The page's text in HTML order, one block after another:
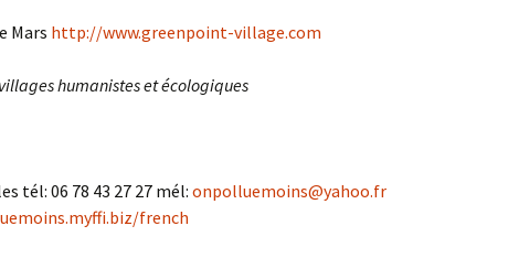
Mars http://www.greenpoint-village.com
humanistes et écologiques
tél: 06 78 43 27 27 mél: onpolluemoins@yahoo.fr
french